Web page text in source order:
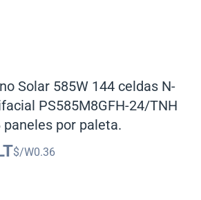
Solar 585W 144 celdas N-
PS585M8GFH-24/TNH
paneles por paleta.
$/W0.36